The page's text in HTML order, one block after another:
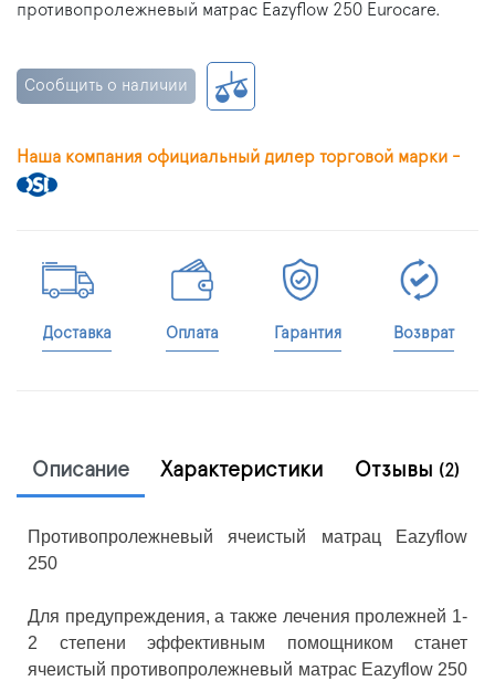
противопролежневый матрас Eazyflow 250 Eurocare.
Сообщить о наличии
Наша компания официальный дилер торговой марки -
Доставка Оплата Гарантия Возврат
Описание Характеристики Отзывы (2)
Противопролежневый ячеистый матрац Eazyflow
250
Для предупреждения, а также лечения пролежней 1-
2 степени эффективным помощником станет
ячеистый противопролежневый матрас Eazyflow 250